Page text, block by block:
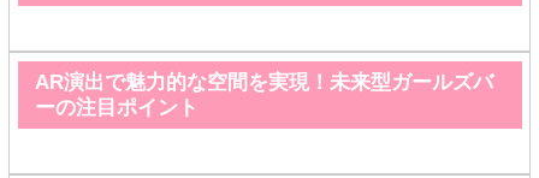
AR演出で魅力的な空間を実現！未来型ガールズバ
ーの注目ポイント